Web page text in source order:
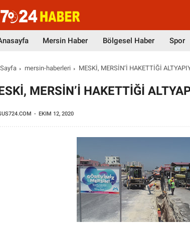
Mersin Haber Bölgesel Haber Spor
mersin-haberleri MESKİ, MERSİN’İ HAKETTİĞİ
MERSİN’İ HAKETTİĞİ
EKIM 12, 2020